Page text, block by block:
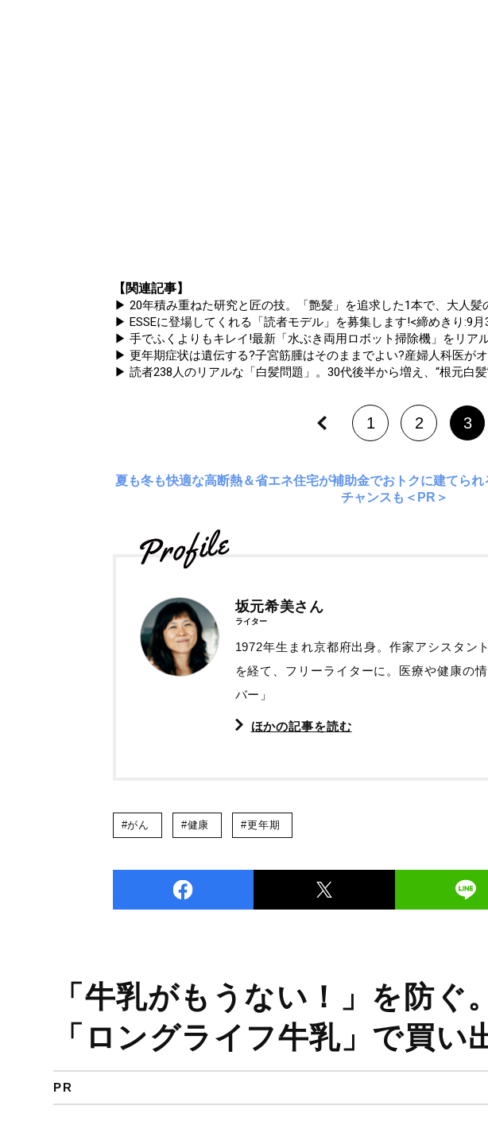
【関連記事】
▶ 20年積み重ねた研究と匠の技。「艶髪」を追求した1本で、大人髪
▶ ESSEに登場してくれる「読者モデル」を募集します!<締めきり:9月
▶ 手でふくよりもキレイ!最新「水ぶき両用ロボット掃除機」をリア
▶ 更年期症状は遺伝する?子宮筋腫はそのままでよい?産婦人科医が
▶ 読者238人のリアルな「白髪問題」。30代後半から増え、“根元白髪
1 2 3
夏も冬も快適な高断熱＆省エネ住宅が補助金でおトクに建てら
チャンスも＜PR＞
坂元希美さん
ライター
1972年生まれ京都府出身。作家アシスタン
を経て、フリーライターに。医療や健康の
バー」
ほかの記事を読む
#がん #健康 #更年期
「牛乳がもうない！」を防ぐ
「ロングライフ牛乳」で買い
PR